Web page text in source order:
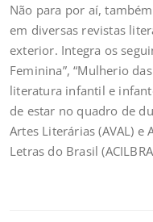
Não para por aí,
em diversas revistas
exterior. Integra os
Feminina”, “Mulherio
literatura infantil e
de estar no quadro de
Artes Literárias (AVAL) e
Letras do Brasil